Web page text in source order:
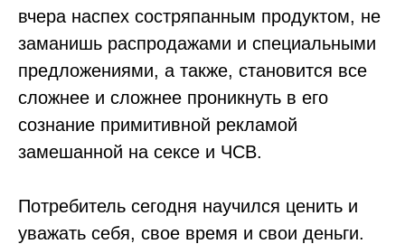
вчера наспех состряпанным продуктом, не
заманишь распродажами и специальными
предложениями, а также, становится все
сложнее и сложнее проникнуть в его
сознание примитивной рекламой
замешанной на сексе и ЧСВ.
Потребитель сегодня научился ценить и
уважать себя, свое время и свои деньги.